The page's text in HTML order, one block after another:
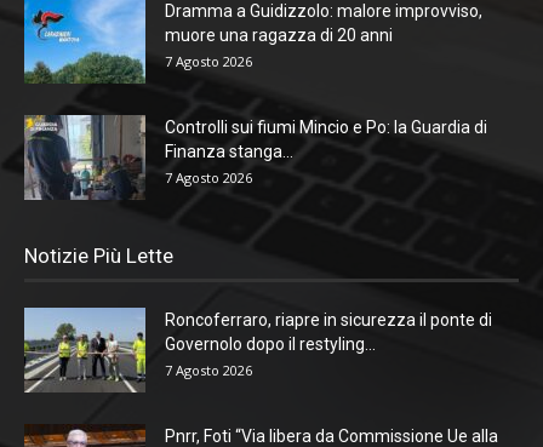
Dramma a Guidizzolo: malore improvviso,
muore una ragazza di 20 anni
7 Agosto 2026
Controlli sui fiumi Mincio e Po: la Guardia di
Finanza stanga...
7 Agosto 2026
Notizie Più Lette
Roncoferraro, riapre in sicurezza il ponte di
Governolo dopo il restyling...
7 Agosto 2026
Pnrr, Foti “Via libera da Commissione Ue alla